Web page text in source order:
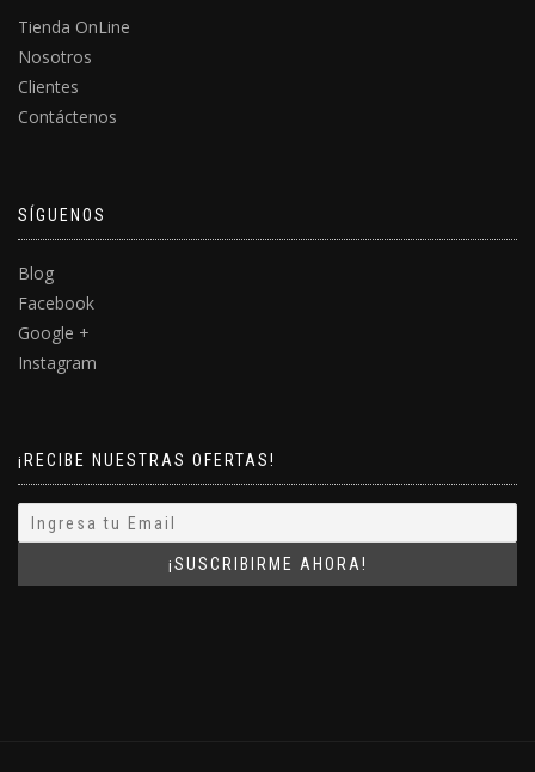
Tienda OnLine
Nosotros
Clientes
Contáctenos
SÍGUENOS
Blog
Facebook
Google +
Instagram
¡RECIBE NUESTRAS OFERTAS!